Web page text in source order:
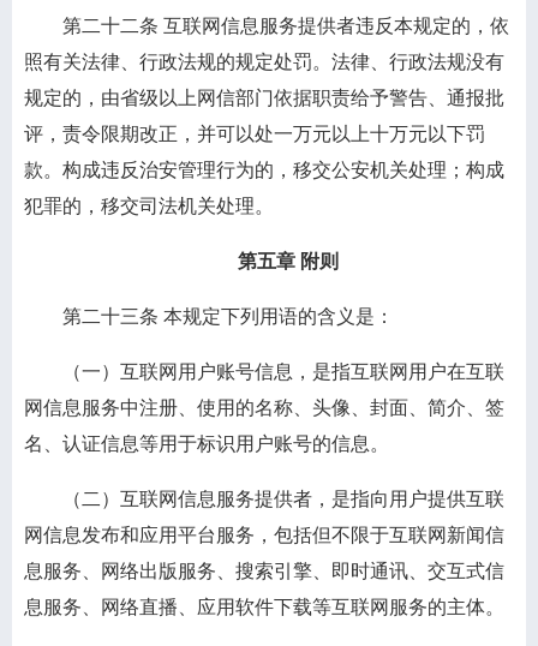
第二十二条 互联网信息服务提供者违反本规定的，依
照有关法律、行政法规的规定处罚。法律、行政法规没有
规定的，由省级以上网信部门依据职责给予警告、通报批
评，责令限期改正，并可以处一万元以上十万元以下罚
款。构成违反治安管理行为的，移交公安机关处理；构成
犯罪的，移交司法机关处理。
第五章 附则
第二十三条 本规定下列用语的含义是：
（一）互联网用户账号信息，是指互联网用户在互联
网信息服务中注册、使用的名称、头像、封面、简介、签
名、认证信息等用于标识用户账号的信息。
（二）互联网信息服务提供者，是指向用户提供互联
网信息发布和应用平台服务，包括但不限于互联网新闻信
息服务、网络出版服务、搜索引擎、即时通讯、交互式信
息服务、网络直播、应用软件下载等互联网服务的主体。